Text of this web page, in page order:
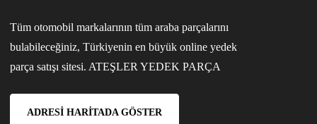
Tüm otomobil markalarının tüm araba parçalarını
bulabileceğiniz, Türkiyenin en büyük online yedek
parça satışı sitesi. ATEŞLER YEDEK PARÇA
ADRESI HARITADA GÖSTER